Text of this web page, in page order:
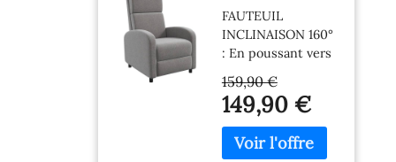
personnes de
moins d'une taille
de moins de 185
Réglable 160°
Repose-Pieds
Intégré Gris
FAUTEUIL
INCLINAISON 160°
: En poussant vers
l'arrière avec le
poids de votre
corps, vous
pourrez atteindre
une position
159,90 €
149,90 €